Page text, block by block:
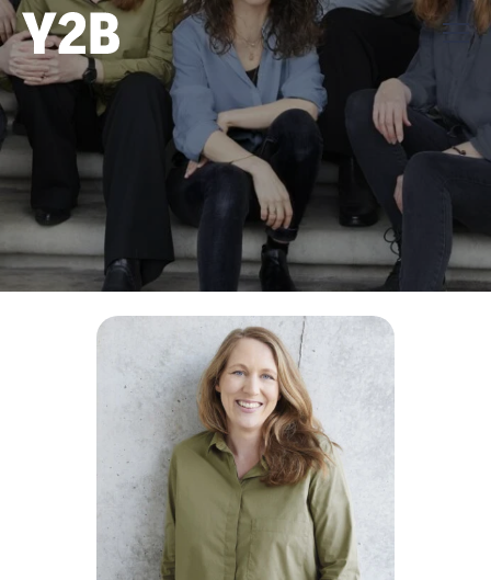
Schreib uns Dein
Anliegen
Wir freuen uns auf Deine Nachricht.